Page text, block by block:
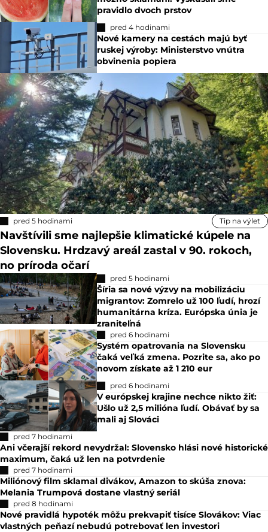
pravidlo dvoch prstov
pred 4 hodinami
Nové kamery na cestách majú byť
ruskej výroby: Ministerstvo vnútra
obvinenia popiera
pred 5 hodinami Tip na výlet
Navštívili sme najlepšie klimatické kúpele na
Slovensku. Hrdzavý areál zastal v 90. rokoch,
no príroda očarí
pred 5 hodinami
Šíria sa nové výzvy na mobilizáciu
migrantov: Zomrelo už 100 ľudí, hrozí
humanitárna kríza. Európska únia je
zraniteľná
pred 6 hodinami
Systém opatrovania na Slovensku
čaká veľká zmena. Pozrite sa, ako po
novom získate až 1 210 eur
pred 6 hodinami
V európskej krajine nechce nikto žiť:
Ušlo už 2,5 milióna ľudí. Obávať by sa
mali aj Slováci
pred 7 hodinami
Ani včerajší rekord nevydržal: Slovensko hlási nové historické
maximum, čaká už len na potvrdenie
pred 7 hodinami
Miliónový film sklamal divákov, Amazon to skúša znova:
Melania Trumpová dostane vlastný seriál
pred 8 hodinami
Nové pravidlá hypoték môžu prekvapiť tisíce Slovákov: Viac
vlastných peňazí nebudú potrebovať len investori